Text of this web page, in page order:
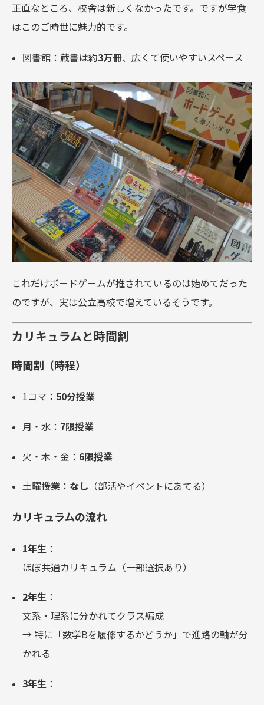
正直なところ、校舎は新しくなかったです。ですが学食
はこのご時世に魅力的です。
図書館：蔵書は約3万冊、広くて使いやすいスペース
これだけボードゲームが推されているのは始めてだった
のですが、実は公立高校で増えているそうです。
カリキュラムと時間割
時間割（時程）
1コマ： 50分授業
月・水： 7限授業
火・木・金： 6限授業
土曜授業： なし （部活やイベントにあてる）
カリキュラムの流れ
1年生 ：
ほぼ共通カリキュラム（一部選択あり）
2年生 ：
文系・理系に分かれてクラス編成
→ 特に「数学Bを履修するかどうか」で進路の軸が分
かれる
3年生 ：